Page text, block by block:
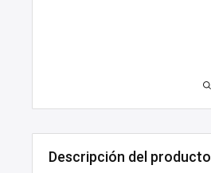
Descripción del producto